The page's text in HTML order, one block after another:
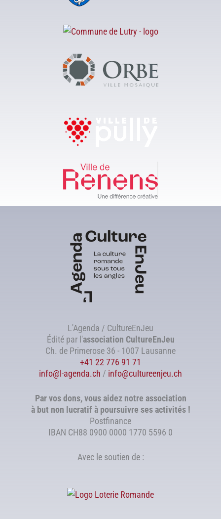
L'Agenda / CultureEnJeu
Édité par l'association CultureEnJeu
Ch. de Primerose 36 - 1007 Lausanne
+41 22 776 91 71
info@l-agenda.ch / info@cultureenjeu.ch
Par vos dons, vous aidez notre association
à but non lucratif à poursuivre ses activités !
Postfinance
IBAN CH88 0900 0000 1770 5596 0
Avec le soutien de :